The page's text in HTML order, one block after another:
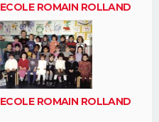
ECOLE ROMAIN ROLLAND
ECOLE ROMAIN ROLLAND